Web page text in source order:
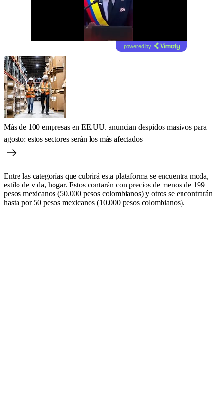
powered by
Más de 100 empresas en EE.UU. anuncian despidos masivos para
agosto: estos sectores serán los más afectados
Entre las categorías que cubrirá esta plataforma se encuentra moda,
estilo de vida, hogar. Estos contarán con precios de menos de 199
pesos mexicanos (50.000 pesos colombianos) y otros se encontrarán
hasta por 50 pesos mexicanos (10.000 pesos colombianos).